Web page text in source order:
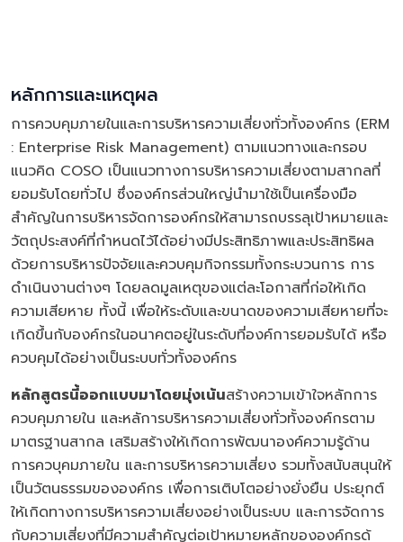
หลักการและแหตุผล
การควบคุมภายในและการบริหารความเสี่ยงทั่วทั้งองค์กร (ERM
: Enterprise Risk Management) ตามแนวทางและกรอบ
แนวคิด COSO เป็นแนวทางการบริหารความเสี่ยงตามสากลที่
ยอมรับโดยทั่วไป ซึ่งองค์กรส่วนใหญ่นำมาใช้เป็นเครื่องมือ
สำคัญในการบริหารจัดการองค์กรให้สามารถบรรลุเป้าหมายและ
วัตถุประสงค์ที่กำหนดไว้ได้อย่างมีประสิทธิภาพและประสิทธิผล
ด้วยการบริหารปัจจัยและควบคุมกิจกรรมทั้งกระบวนการ การ
ดำเนินงานต่างๆ โดยลดมูลเหตุของแต่ละโอกาสที่ก่อให้เกิด
ความเสียหาย ทั้งนี้ เพื่อให้ระดับและขนาดของความเสียหายที่จะ
เกิดขึ้นกับองค์กรในอนาคตอยู่ในระดับที่องค์การยอมรับได้ หรือ
ควบคุมได้อย่างเป็นระบบทั่วทั้งองค์กร
หลักสูตรนี้ออกแบบมาโดยมุ่งเน้นสร้างความเข้าใจหลักการ
ควบคุมภายใน และหลัการบริหารความเสี่ยงทั่วทั้งองค์กรตาม
มาตรฐานสากล เสริมสร้างให้เกิดการพัฒนาองค์ความรู้ด้าน
การควบุคมภายใน และการบริหารความเสี่ยง รวมทั้งสนับสนุนให้
เป็นวัตนธรรมขององค์กร เพื่อการเติบโตอย่างยั่งยืน ประยุกต์
ให้เกิดทางการบริหารความเสี่ยงอย่างเป็นระบบ และการจัดการ
กับความเสี่ยงที่มีความสำคัญต่อเป้าหมายหลักขององค์กรด้